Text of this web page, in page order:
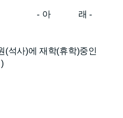
래 -
석사)에 재학(휴학)중인